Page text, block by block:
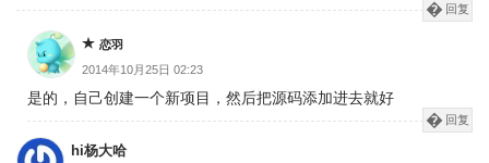
回复
恋羽
2014年10月25日 02:23
是的，自己创建一个新项目，然后把源码添加进去就好
回复
hi杨大哈